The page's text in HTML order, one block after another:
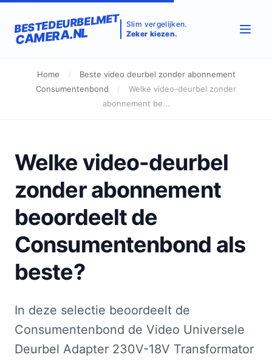
BESTEDEURBELMET
CAMERA.NL
Slim vergelijken.
Zeker kiezen.
Home /
Beste video deurbel zonder abonnement
Consumentenbond
/
Welke video-deurbel zonder
abonnement be...
Welke video-deurbel
zonder abonnement
beoordeelt de
Consumentenbond als
beste?
In deze selectie beoordeelt de
Consumentenbond de Video Universele
Deurbel Adapter 230V-18V Transformator